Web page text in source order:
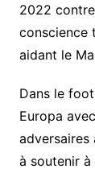
2022
conscience
aidant le
Dans le
Europa
adversaires
à soutenir à